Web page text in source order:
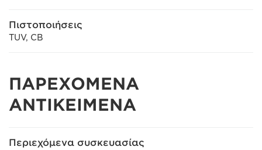
Πιστοποιήσεις
TUV, CB
ΠΑΡΕΧΟΜΕΝΑ
ΑΝΤΙΚΕΙΜΕΝΑ
Περιεχόμενα συσκευασίας